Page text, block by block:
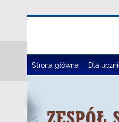
Strona główna Dla